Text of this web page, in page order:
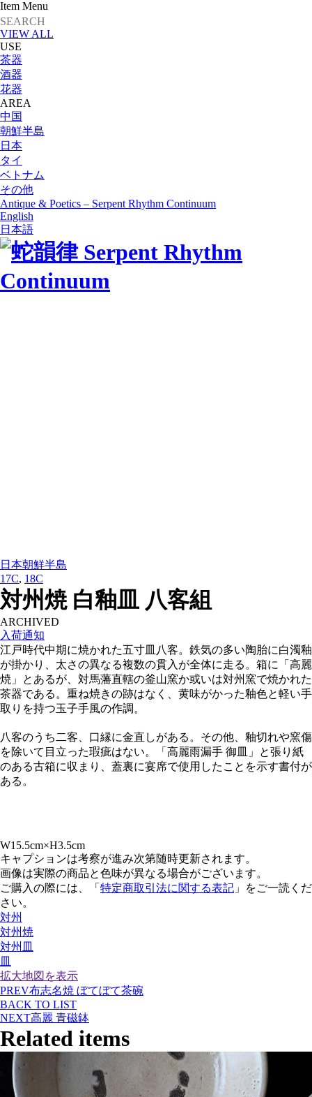
Item Menu
VIEW ALL
USE
茶器
酒器
花器
AREA
中国
朝鮮半島
日本
タイ
ベトナム
その他
Antique & Poetics – Serpent Rhythm Continuum
English
日本語
日本朝鮮半島
17C, 18C
対州焼 白釉皿 八客組
ARCHIVED
入荷通知
江戸時代中期に焼かれた五寸皿八客。鉄気の多い陶胎に白濁釉
が掛かり、太さの異なる複数の貫入が全体に走る。箱に「高麗
焼」とあるが、対馬藩直轄の釜山窯か或いは対州窯で焼かれた
茶器である。重ね焼きの跡はなく、黄味がかった釉色と軽い手
取りを持つ玉子手風の作調。
八客のうち二客、口縁に金直しがある。その他、釉切れや窯傷
を除いて目立った瑕疵はない。「高麗雨漏手 御皿」と張り紙
のある古箱に収まり、蓋裏に宴席で使用したことを示す書付が
ある。
W15.5cm×H3.5cm
キャプションは考察が進み次第随時更新されます。
画像は実際の商品と色味が異なる場合がございます。
ご購入の際には、「 特定商取引法に関する表記 」をご一読くだ
さい。
対州
対州焼
対州皿
皿
拡大地図を表示
PREV布志名焼 ぼてぼて茶碗
BACK TO LIST
NEXT高麗 青磁鉢
Related items